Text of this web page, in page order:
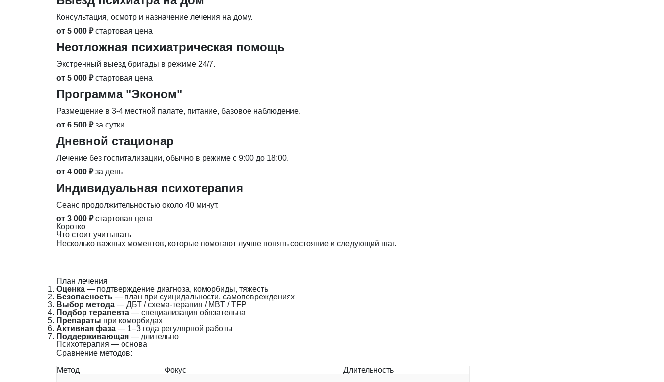
Консультация, осмотр и назначение лечения на дому.
от 5 000 ₽ стартовая цена
Неотложная психиатрическая помощь
Экстренный выезд бригады в режиме 24/7.
от 5 000 ₽ стартовая цена
Программа "Эконом"
Размещение в 3-4 местной палате, питание, базовое наблюдение.
от 6 500 ₽ за сутки
Дневной стационар
Лечение без госпитализации, обычно в режиме с 9:00 до 18:00.
от 4 000 ₽ за день
Индивидуальная психотерапия
Сеанс продолжительностью около 40 минут.
от 3 000 ₽ стартовая цена
Коротко
Что стоит учитывать
Несколько важных моментов, которые помогают лучше понять состояние и следующий шаг.
План лечения
Оценка — подтверждение диагноза, коморбиды, тяжесть
Безопасность — план при суицидальности, самоповреждениях
Выбор метода — ДБТ / схема-терапия / MBT / TFP
Подбор терапевта — специализация обязательна
Препараты при коморбидах
Активная фаза — 1–3 года регулярной работы
Поддерживающая — длительно
Психотерапия — основа
Сравнение методов:
Метод
Фокус Длительность